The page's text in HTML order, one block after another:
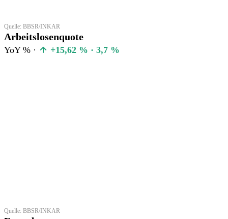
Quelle: BBSR/INKAR
Arbeitslosenquote
YoY % · +15,62 % · 3,7 %
Quelle: BBSR/INKAR